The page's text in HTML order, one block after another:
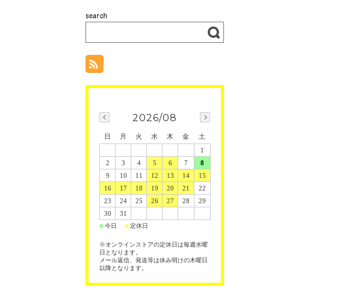
2026/08
日 月 火 水 木 金
土
1
2
3 4 5 6 7
8
9
10 11 12 13 14
15
16
17 18 19 20 21
22
23
24 25 26 27 28
29
30
31
■今日 ■定休日
※オンラインストアの定休日は毎週水曜
日となります。
メール返信、発送等は休み明けの木曜日
以降となります。